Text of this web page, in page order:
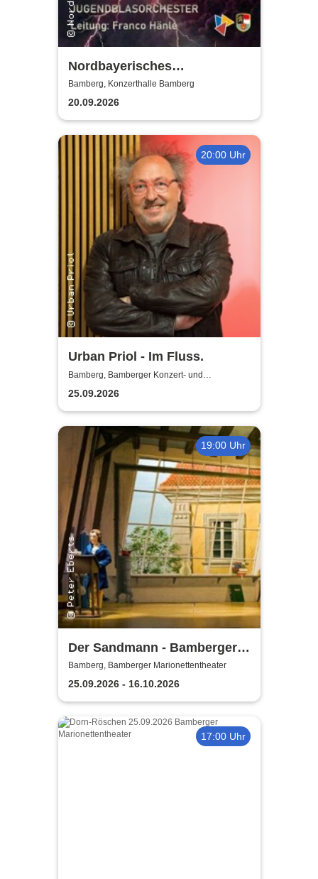
Nordbayerisches
Jugendblasorchester |
Konzerthalle Bamberg
Bamberg, Konzerthalle Bamberg
20.09.2026
20:00 Uhr
Urban Priol - Im Fluss.
Bamberg, Bamberger Konzert- und
Kongresshalle (Hegelsaal)
25.09.2026
19:00 Uhr
Der Sandmann - Bamberger
Marionettentheater
Bamberg, Bamberger Marionettentheater
25.09.2026 - 16.10.2026
17:00 Uhr